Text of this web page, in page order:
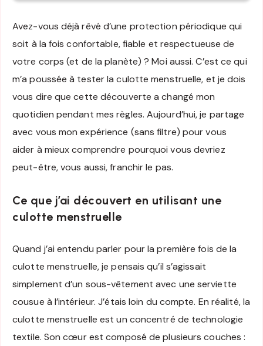
Avez-vous déjà rêvé d’une protection périodique qui
soit à la fois confortable, fiable et respectueuse de
votre corps (et de la planète) ? Moi aussi. C’est ce qui
m’a poussée à tester la culotte menstruelle, et je dois
vous dire que cette découverte a changé mon
quotidien pendant mes règles. Aujourd’hui, je partage
avec vous mon expérience (sans filtre) pour vous
aider à mieux comprendre pourquoi vous devriez
peut-être, vous aussi, franchir le pas.
Ce que j’ai découvert en utilisant une
culotte menstruelle
Quand j’ai entendu parler pour la première fois de la
culotte menstruelle, je pensais qu’il s’agissait
simplement d’un sous-vêtement avec une serviette
cousue à l’intérieur. J’étais loin du compte. En réalité, la
culotte menstruelle est un concentré de technologie
textile. Son cœur est composé de plusieurs couches :